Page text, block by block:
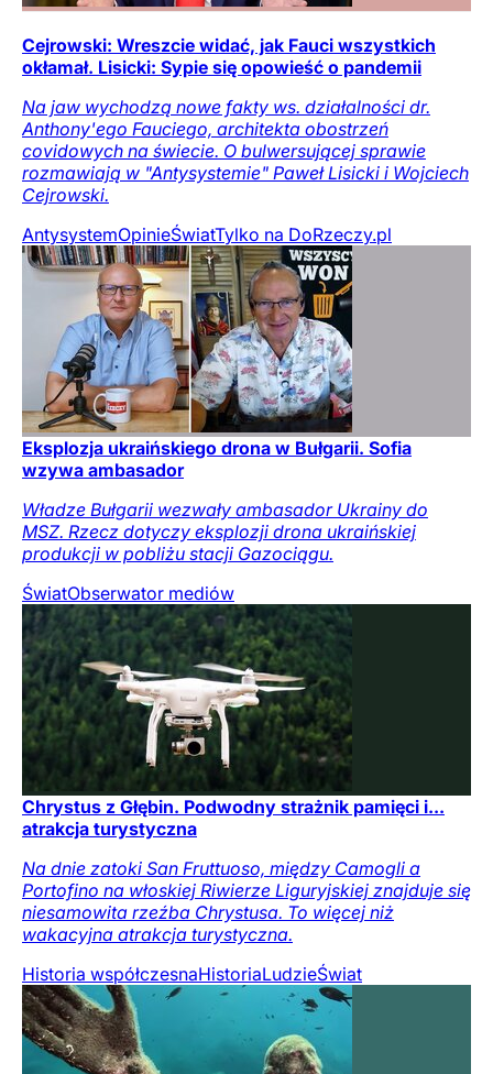
Cejrowski: Wreszcie widać, jak Fauci wszystkich
okłamał. Lisicki: Sypie się opowieść o pandemii
Na jaw wychodzą nowe fakty ws. działalności dr.
Anthony'ego Fauciego, architekta obostrzeń
covidowych na świecie. O bulwersującej sprawie
rozmawiają w "Antysystemie" Paweł Lisicki i Wojciech
Cejrowski.
AntysystemOpinieŚwiatTylko na DoRzeczy.pl
Eksplozja ukraińskiego drona w Bułgarii. Sofia
wzywa ambasador
Władze Bułgarii wezwały ambasador Ukrainy do
MSZ. Rzecz dotyczy eksplozji drona ukraińskiej
produkcji w pobliżu stacji Gazociągu.
ŚwiatObserwator mediów
Chrystus z Głębin. Podwodny strażnik pamięci i...
atrakcja turystyczna
Na dnie zatoki San Fruttuoso, między Camogli a
Portofino na włoskiej Riwierze Liguryjskiej znajduje się
niesamowita rzeźba Chrystusa. To więcej niż
wakacyjna atrakcja turystyczna.
Historia współczesnaHistoriaLudzieŚwiat